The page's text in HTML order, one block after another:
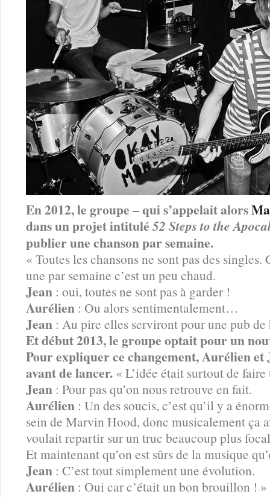
En 2012, le groupe – qui s’appelait alors
dans un projet intitulé 52 Steps to the
publier une chanson par semaine.
« Toutes les chansons ne sont pas des
une par semaine c’est un peu chaud.
Jean : oui, toutes ne sont pas à garder !
Aurélien : Ou alors sentimentalement…
Jean : Au pire elles serviront pour une pub
Et début 2013, le groupe optait pour un
Pour expliquer ce changement, Aurélien et
avant de lancer. « L’idée était surtout de
Jean : Pour pas qu’on nous retrouve en fait.
Aurélien : Un des soucis, c’est qu’il y a
sein de Marvin Hood, donc musicalement ça
voulait repartir sur un truc beaucoup plus
Et maintenant qu’on est sûrs de la musique
Jean : C’est tout simplement une évolution.
Aurélien : Oui car c’était un bon brouillon ! »